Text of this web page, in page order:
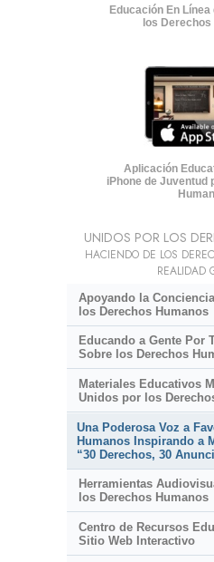
Educación En
los
Aplicación
iPhone de Juventud
UNIDOS POR LOS
HACIENDO DE LOS
REALIDAD
Apoyando la
los Derechos Humanos
Educando a Gente Por
Sobre los Derechos
Materiales Educativos
Unidos por los
Una Poderosa Voz a
Humanos Inspirando a
“30 Derechos, 30
Herramientas
los Derechos Humanos
Centro de Recursos
Sitio Web Interactivo